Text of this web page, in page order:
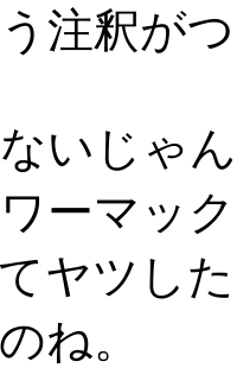
注釈が
いじゃ
ーマッ
ヤツし
ね。